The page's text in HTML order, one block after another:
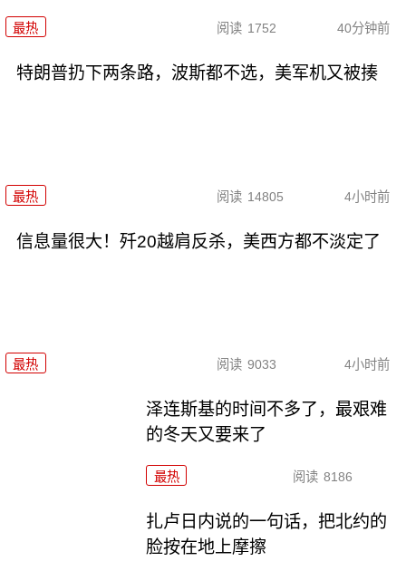
最热 阅读 1752 40分钟前
特朗普扔下两条路，波斯都不选，美军机又被揍
最热 阅读 14805 4小时前
信息量很大！歼20越肩反杀，美西方都不淡定了
最热 阅读 9033 4小时前
泽连斯基的时间不多了，最艰难
的冬天又要来了
最热 阅读 8186
扎卢日内说的一句话，把北约的
脸按在地上摩擦